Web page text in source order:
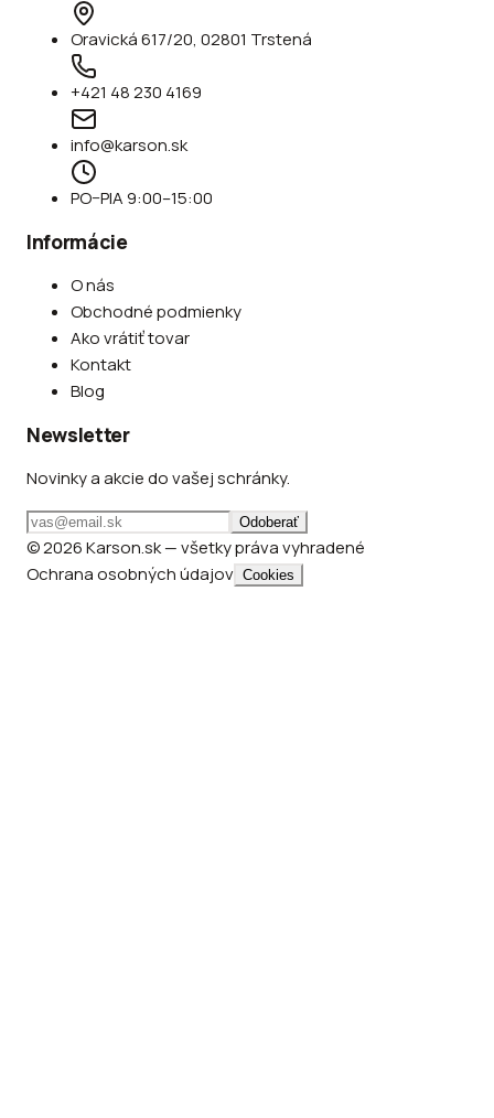
Oravická 617/20, 02801 Trstená
+421 48 230 4169
info@karson.sk
PO–PIA 9:00–15:00
Informácie
O nás
Obchodné podmienky
Ako vrátiť tovar
Kontakt
Blog
Newsletter
Novinky a akcie do vašej schránky.
Odoberať
© 2026 Karson.sk — všetky práva vyhradené
Ochrana osobných údajov Cookies